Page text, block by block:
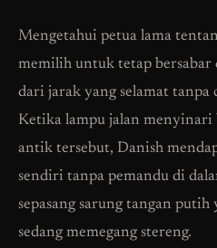
Mengetahui petua lama
memilih untuk tetap
dari jarak yang selamat
Ketika lampu jalan menyinari
antik tersebut, Danish
sendiri tanpa pemandu di
sepasang sarung tangan
sedang memegang stereng.